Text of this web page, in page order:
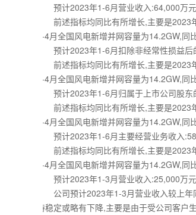
预计2023年1-6月营业收入:64,000万元
前述指标均同比有所增长,主要是2023年
1-4月全国风电新增并网容量为14.2GW,
预计2023年1-6月扣除非经常性损益后
前述指标均同比有所增长,主要是2023年
1-4月全国风电新增并网容量为14.2GW,
预计2023年1-6月归属于上市公司股东
前述指标均同比有所增长,主要是2023年
1-4月全国风电新增并网容量为14.2GW,
预计2023年1-6月主要经营业务收入
前述指标均同比有所增长,主要是2023年
1-4月全国风电新增并网容量为14.2GW,
预计2023年1-3月营业收入:25,000万元
公司预计2023年1-3月营业收入较上年
持稳定或略有下降,主要是由于受公司客